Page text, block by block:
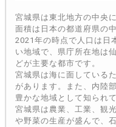
宮城県は東北地方の中央
面積は日本の都道府県の
2021年の時点で人口は日
い地域で、県庁所在地は
どが主要な都市です。
宮城県は海に面している
があります。また、内陸
豊かな地域として知られて
宮城県は農業、工業、観
や野菜の生産が盛んで、